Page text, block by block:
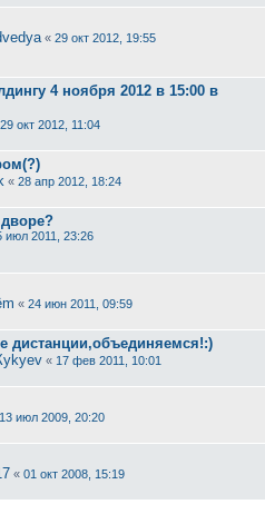
« 29 окт 2012, 19:55
4 ноября 2012 в 15:00 в
29 окт 2012, 11:04
« 28 апр 2012, 18:24
дворе?
июл 2011, 23:26
« 24 июн 2011, 09:59
дистанции,объединяемся!:)
« 17 фев 2011, 10:01
13 июл 2009, 20:20
« 01 окт 2008, 15:19